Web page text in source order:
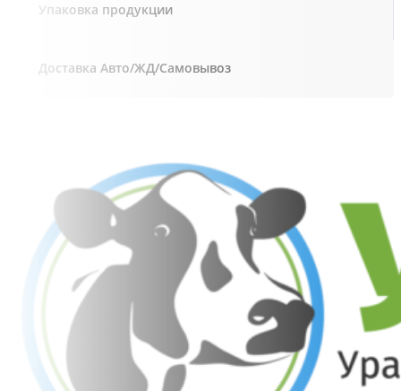
Упаковка продукции
Доставка Авто/ЖД/Самовывоз